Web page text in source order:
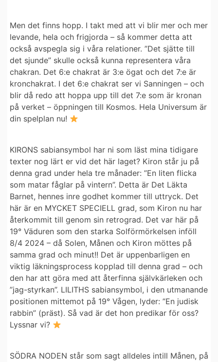
Men det finns hopp. I takt med att vi blir mer och mer
levande, hela och frigjorda – så kommer detta att
också avspegla sig i våra relationer. ”Det sjätte till
det sjunde” skulle också kunna representera våra
chakran. Det 6:e chakrat är 3:e ögat och det 7:e är
kronchakrat. I det 6:e chakrat ser vi Sanningen – och
blir då redo att hoppa upp till det 7:e som är kronan
på verket – öppningen till Kosmos. Hela Universum är
din spelplan nu!
KIRONS sabiansymbol har ni som läst mina tidigare
texter nog lärt er vid det här laget? Kiron står ju på
denna grad under hela tre månader: ”En liten flicka
som matar fåglar på vintern”. Detta är Det Läkta
Barnet, hennes inre godhet kommer till uttryck. Det
här är en MYCKET SPECIELL grad, som Kiron nu har
återkommit till genom sin retrograd. Det var här på
19° Väduren som den starka Solförmörkelsen inföll
8/4 2024 – då Solen, Månen och Kiron möttes på
samma grad och minut!! Det är uppenbarligen en
viktig läkningsprocess kopplad till denna grad – och
den har att göra med att återfinna självkärleken och
”jag-styrkan”. LILITHS sabiansymbol, i den utmanande
positionen mittemot på 19° Vågen, lyder: ”En judisk
rabbin” (präst). Så vad är det hon predikar för oss?
Lyssnar vi?
SÖDRA NODEN står som sagt alldeles intill Månen, på